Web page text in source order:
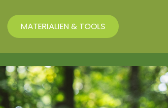
MATERIALIEN & TOOLS